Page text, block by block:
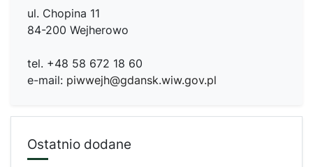
ul. Chopina 11
84-200 Wejherowo
tel. +48 58 672 18 60
e-mail: piwwejh@gdansk.wiw.gov.pl
Ostatnio dodane